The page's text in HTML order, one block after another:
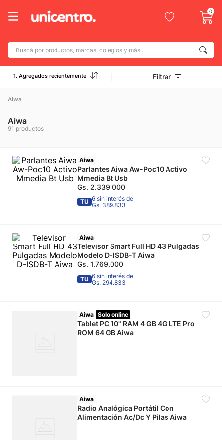
0
Buscá por productos, marcas, colegios y más...
Términos más buscados
1
6. mochila
calzado
1. Agregados recientemente Filtrar
Aiwa
Aiwa
91 productos
Aiwa
Parlantes Aiwa Aw-Poc10 Activo
Mmedia Bt Usb
Gs. 2.339.000
TU 6 sin interés de
Gs. 389.833
Aiwa
Televisor Smart Full HD 43 Pulgadas
Modelo D-ISDB-T Aiwa
Gs. 1.769.000
TU 6 sin interés de
Gs. 294.833
Aiwa Solo online
Tablet PC 10" RAM 4 GB 4G LTE Pro
ROM 64 GB Aiwa
Aiwa
Radio Analógica Portátil Con
Alimentación Ac/Dc Y Pilas Aiwa